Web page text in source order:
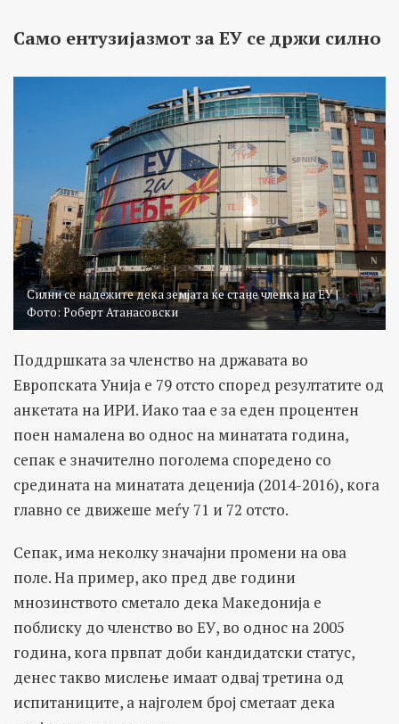
Само ентузијазмот за ЕУ се држи силно
Силни се надежите дека земјата ќе стане членка на ЕУ |
Фото: Роберт Атанасовски
Поддршката за членство на државата во
Европската Унија е 79 отсто според резултатите од
анкетата на ИРИ. Иако таа е за еден процентен
поен намалена во однос на минатата година,
сепак е значително поголема споредено со
средината на минатата деценија (2014-2016), кога
главно се движеше меѓу 71 и 72 отсто.
Сепак, има неколку значајни промени на ова
поле. На пример, ако пред две години
мнозинството сметало дека Македонија е
поблиску до членство во ЕУ, во однос на 2005
година, кога првпат доби кандидатски статус,
денес такво мислење имаат одвај третина од
испитаниците, а најголем број сметаат дека